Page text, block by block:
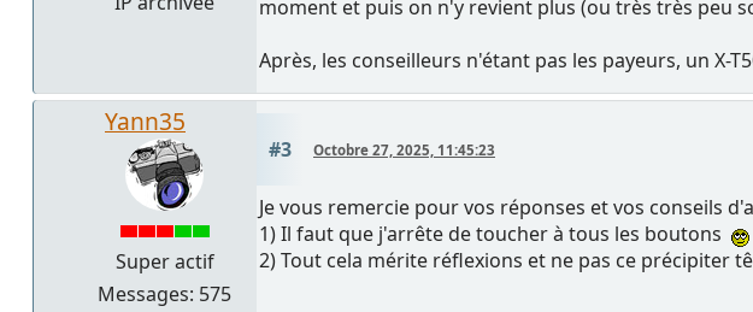
moment et puis on n'y revient plus (ou très très peu
Après, les conseilleurs n'étant pas les payeurs, un X-
Yann35
Super actif
Messages: 575
#3 Octobre 27, 2025, 11:45:23
Je vous remercie pour vos réponses et vos conseils
1) Il faut que j'arrête de toucher à tous les boutons
2) Tout cela mérite réflexions et ne pas ce précipiter